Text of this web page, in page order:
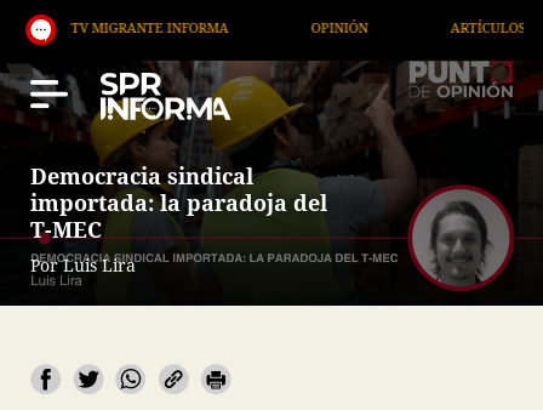
MIGRANTE INFORMA OPINIÓN ARTÍCULOS
Democracia sindical
importada: la paradoja del
T-MEC
Por Luis Lira